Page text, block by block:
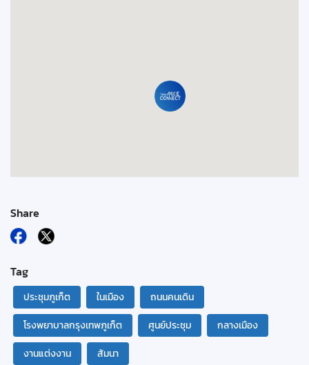
Share
Tag
ประชุมภูเก็ต ในเมือง
ถนนคนเดิน
โรงพยาบาลกรุงเทพภูเก็ต
ศูนย์ประชุม
กลางเมือง
งานแต่งงาน
สัมนา